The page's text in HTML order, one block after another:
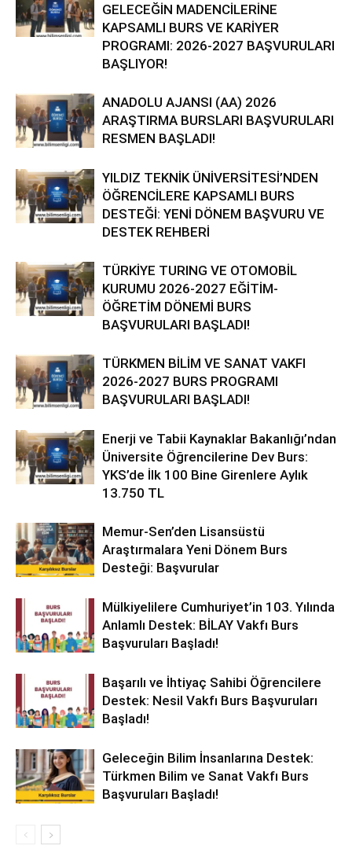
GELECEĞİN MADENCİLERİNE
KAPSAMLI BURS VE KARİYER
PROGRAMI: 2026-2027 BAŞVURULARI
BAŞLIYOR!
ANADOLU AJANSI (AA) 2026
ARAŞTIRMA BURSLARI BAŞVURULARI
RESMEN BAŞLADI!
YILDIZ TEKNİK ÜNİVERSİTESİ’NDEN
ÖĞRENCİLERE KAPSAMLI BURS
DESTEĞİ: YENİ DÖNEM BAŞVURU VE
DESTEK REHBERİ
TÜRKİYE TURING VE OTOMOBİL
KURUMU 2026-2027 EĞİTİM-
ÖĞRETİM DÖNEMİ BURS
BAŞVURULARI BAŞLADI!
TÜRKMEN BİLİM VE SANAT VAKFI
2026-2027 BURS PROGRAMI
BAŞVURULARI BAŞLADI!
Enerji ve Tabii Kaynaklar Bakanlığı’ndan
Üniversite Öğrencilerine Dev Burs:
YKS’de İlk 100 Bine Girenlere Aylık
13.750 TL
Memur-Sen’den Lisansüstü
Araştırmalara Yeni Dönem Burs
Desteği: Başvurular
Mülkiyelilere Cumhuriyet’in 103. Yılında
Anlamlı Destek: BİLAY Vakfı Burs
Başvuruları Başladı!
Başarılı ve İhtiyaç Sahibi Öğrencilere
Destek: Nesil Vakfı Burs Başvuruları
Başladı!
Geleceğin Bilim İnsanlarına Destek:
Türkmen Bilim ve Sanat Vakfı Burs
Başvuruları Başladı!